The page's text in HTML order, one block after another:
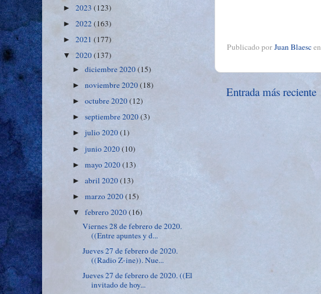
Publicado porJuan Blaescen
Entrada más reciente
► 2023 (123)
► 2022(163)
► 2021 (177)
▼ 2020(137)
►diciembre 2020(15)
►noviembre 2020(18)
►octubre 2020(12)
►septiembre 2020(3)
►julio 2020(1)
►junio 2020(10)
►mayo 2020(13)
►abril 2020(13)
►marzo 2020(15)
▼febrero 2020(16)
Viernes 28 de febrero de 2020.
((Entre apuntes y d...
Jueves 27 de febrero de 2020.
((Radio Z-ine)). Nue...
Jueves 27 de febrero de 2020. ((El
invitado de hoy...